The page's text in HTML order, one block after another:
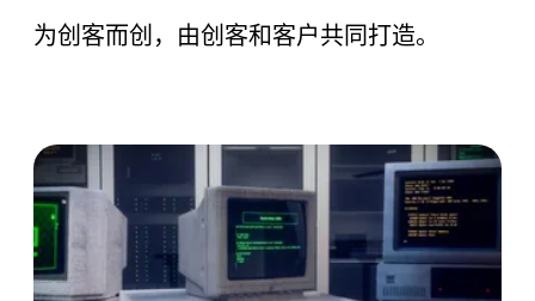
为创客而创，由创客和客户共同打造。